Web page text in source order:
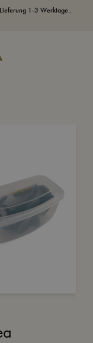
1-3 Werktage..